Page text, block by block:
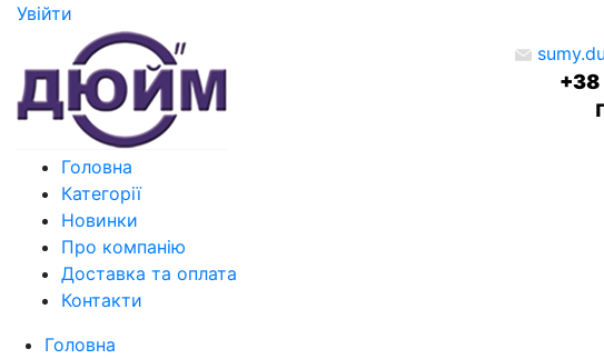
Увiйти
Головна
Категорії
Новинки
Про компанію
Доставка та оплата
Контакти
Головна